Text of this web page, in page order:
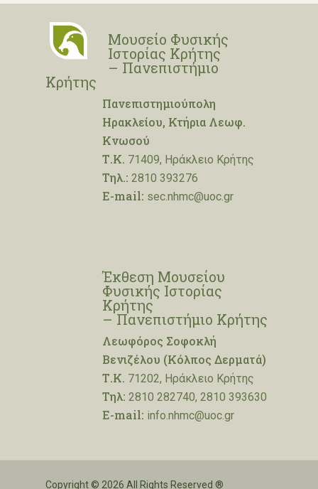
Μουσείο Φυσικής
Ιστορίας Κρήτης
– Πανεπιστήμιο
Κρήτης
Πανεπιστημιούπολη
Ηρακλείου, Κτήρια Λεωφ.
Κνωσού
Τ.Κ. 71409, Ηράκλειο Κρήτης
Τηλ.: 2810 393276
E-mail: sec.nhmc@uoc.gr
Έκθεση Μουσείου
Φυσικής Ιστορίας
Κρήτης
– Πανεπιστήμιο Κρήτης
Λεωφόρος Σοφοκλή
Βενιζέλου (Κόλπος Δερματά)
Τ.Κ. 71202, Ηράκλειο Κρήτης
Τηλ: 2810 282740, 2810 393630
E-mail: info.nhmc@uoc.gr
Copyright © 2026 All Rights Reserved ®